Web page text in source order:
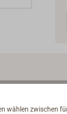
wählen zwischen